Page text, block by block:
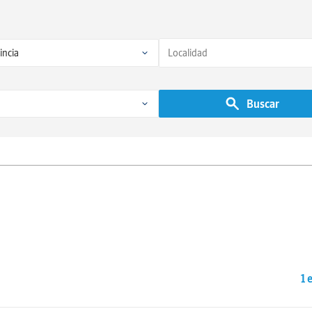
Buscar
1